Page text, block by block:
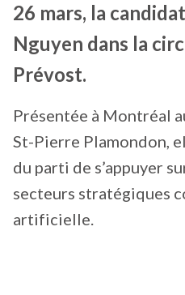
26 mars, la
Nguyen dans la
Prévost.
Présentée à Montréal
St-Pierre Plamondon,
du parti de s’appuyer
secteurs stratégiques
artificielle.